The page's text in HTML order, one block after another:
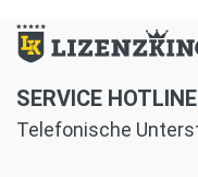
SERVICE HOTLINE
Telefonische